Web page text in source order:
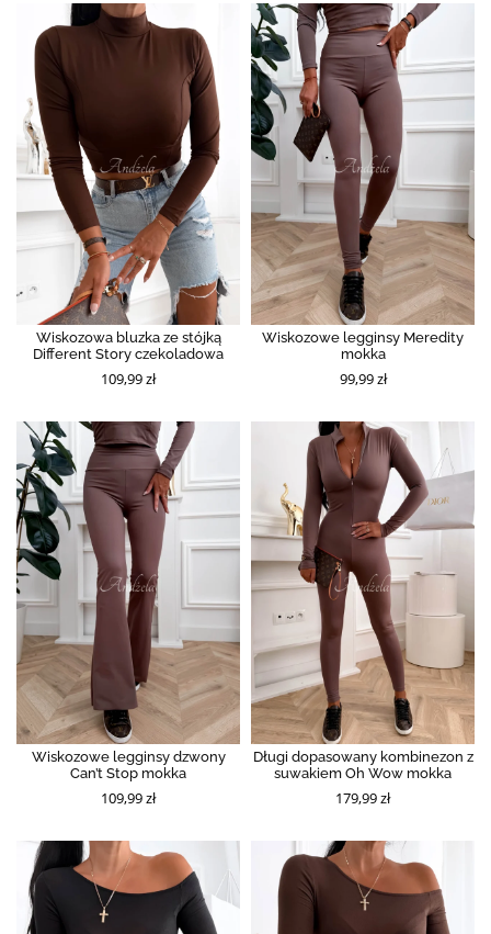
Wiskozowa bluzka ze stójką
Different Story czekoladowa
109,99 zł
Wiskozowe legginsy Meredity
mokka
99,99 zł
Wiskozowe legginsy dzwony
Can’t Stop mokka
109,99 zł
Długi dopasowany kombinezon z
suwakiem Oh Wow mokka
179,99 zł